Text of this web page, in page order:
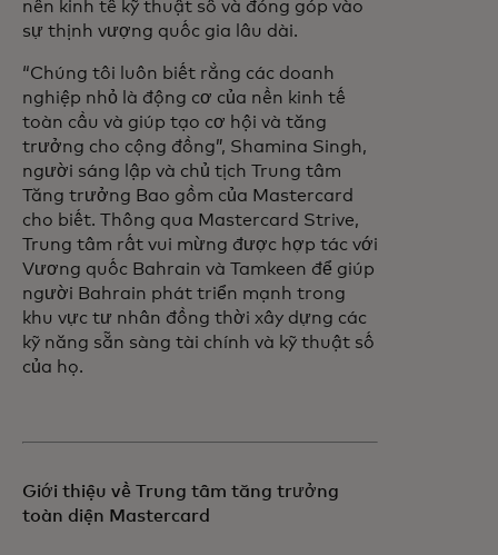
nền kinh tế kỹ thuật số và đóng góp vào
sự thịnh vượng quốc gia lâu dài.
“Chúng tôi luôn biết rằng các doanh
nghiệp nhỏ là động cơ của nền kinh tế
toàn cầu và giúp tạo cơ hội và tăng
trưởng cho cộng đồng”, Shamina Singh,
người sáng lập và chủ tịch Trung tâm
Tăng trưởng Bao gồm của Mastercard
cho biết. Thông qua Mastercard Strive,
Trung tâm rất vui mừng được hợp tác với
Vương quốc Bahrain và Tamkeen để giúp
người Bahrain phát triển mạnh trong
khu vực tư nhân đồng thời xây dựng các
kỹ năng sẵn sàng tài chính và kỹ thuật số
của họ.
Giới thiệu về Trung tâm tăng trưởng
toàn diện Mastercard